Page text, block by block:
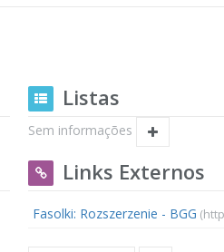
Listas
Sem informações
Links Externos
Fasolki: Rozszerzenie - BGG